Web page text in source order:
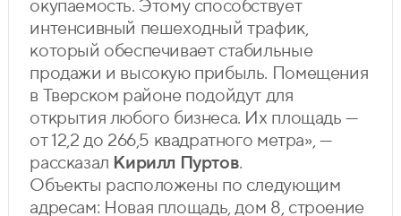
окупаемость. Этому способствует
интенсивный пешеходный трафик,
который обеспечивает стабильные
продажи и высокую прибыль. Помещения
в Тверском районе подойдут для
открытия любого бизнеса. Их площадь —
от 12,2 до 266,5 квадратного метра», —
рассказал Кирилл Пуртов.
Объекты расположены по следующим
адресам: Новая площадь, дом 8, строение